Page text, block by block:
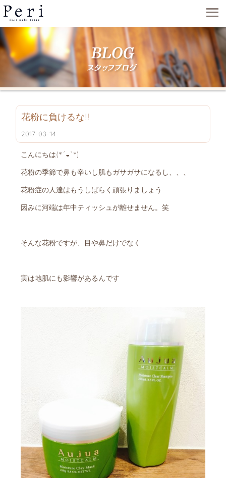
花粉に負けるな‼︎
2017-03-14
こんにちは(*´◒`*)
花粉の季節で鼻も辛いし肌もガサガサになるし、、、
花粉症の人達はもうしばらく頑張りましょう
因みに河端は年中ティッシュが離せません。笑
そんな花粉ですが、目や鼻だけでなく
実は地肌にも影響があるんです